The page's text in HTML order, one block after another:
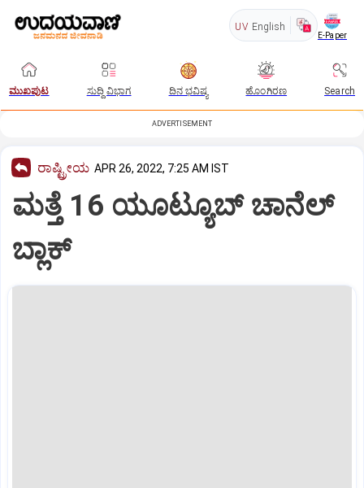
UV English
E-Paper
ಮುಖಪುಟ ಸುದ್ದಿ ವಿಭಾಗ ದಿನ ಭವಿಷ್ಯ ಹೊಂಗಿರಣ Search
ADVERTISEMENT
ರಾಷ್ಟ್ರೀಯ APR 26, 2022, 7:25 AM IST
ಮತ್ತೆ 16 ಯೂಟ್ಯೂಬ್‌ ಚಾನೆಲ್‌
ಬ್ಲಾಕ್‌